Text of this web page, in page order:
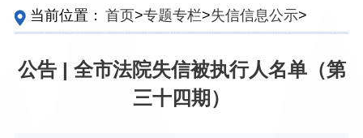
当前位置： 首页>专题专栏>失信信息公示>
信被执行人名单
公告 | 全市法院失信被执行人名单（第
三十四期）